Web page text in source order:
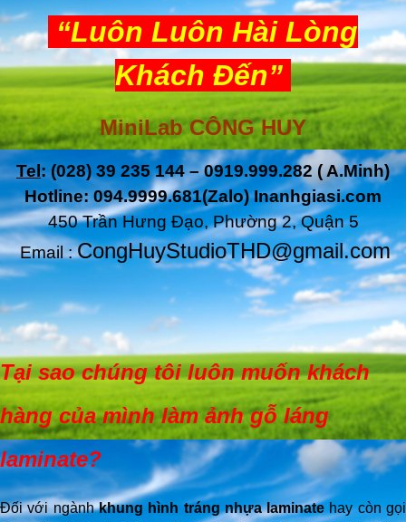
“Luôn Luôn Hài Lòng
Khách Đến”
MiniLab CÔNG HUY
Tel: (028) 39 235 144 – 0919.999.282 ( A.Minh)
Hotline: 094.9999.681(Zalo) Inanhgiasi.com
450 Trần Hưng Đạo, Phường 2, Quận 5
Email :CongHuyStudioTHD@gmail.com
Tại sao chúng tôi luôn muốn khách
hàng của mình làm ảnh gỗ láng
laminate?
Đối với ngànhkhung hình tráng nhựa laminate hay còn gọi